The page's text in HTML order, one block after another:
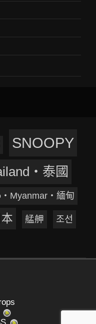
SNOOPY
泰國
‧Myanmar‧緬甸
艋舺 조선